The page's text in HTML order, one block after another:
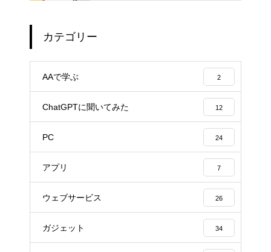
カテゴリー
AAで学ぶ 2
ChatGPTに聞いてみた 12
PC 24
アプリ 7
ウェブサービス 26
ガジェット 34